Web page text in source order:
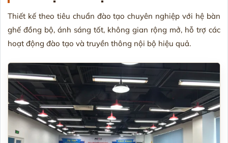
Thiết kế theo tiêu chuẩn đào tạo chuyên nghiệp với hệ bàn
ghế đồng bộ, ánh sáng tốt, không gian rộng mở, hỗ trợ các
hoạt động đào tạo và truyền thông nội bộ hiệu quả.